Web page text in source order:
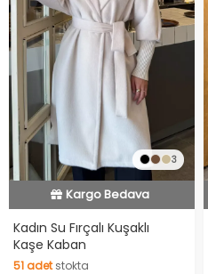
3
İndirimli Ürün
Hızlı Teslimat
Kargo Bedava
Videolu Ürün
İndirimli Ürün
Kadın Su Fırçalı Kuşaklı
Kaşe Kaban
51adetstokta